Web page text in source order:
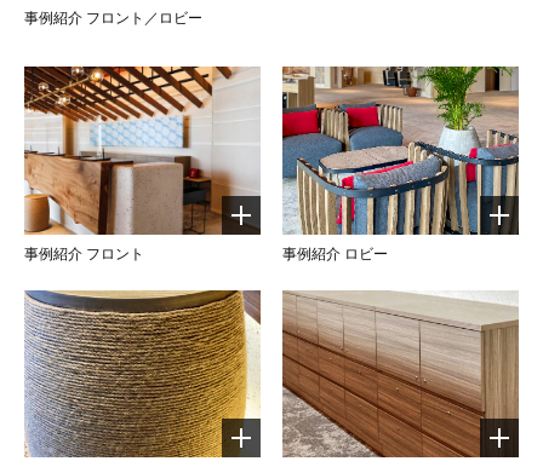
事例紹介 フロント／ロビー
事例紹介 フロント 事例紹介 ロビー